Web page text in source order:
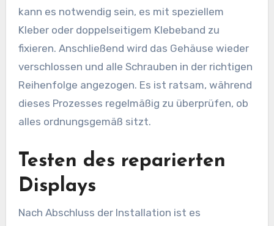
kann es notwendig sein, es mit speziellem
Kleber oder doppelseitigem Klebeband zu
fixieren. Anschließend wird das Gehäuse wieder
verschlossen und alle Schrauben in der richtigen
Reihenfolge angezogen. Es ist ratsam, während
dieses Prozesses regelmäßig zu überprüfen, ob
alles ordnungsgemäß sitzt.
Testen des reparierten
Displays
Nach Abschluss der Installation ist es